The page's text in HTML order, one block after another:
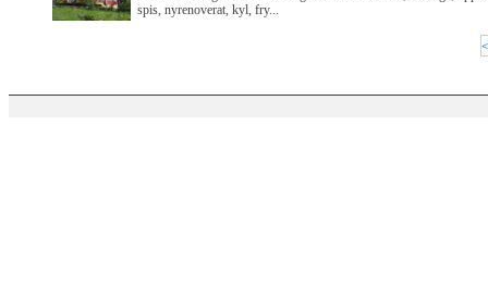
spis, nyrenoverat, kyl, fry...